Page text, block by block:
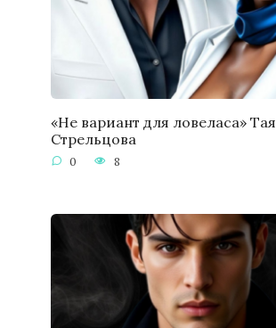
«Не вариант для ловеласа» Тая
Стрельцова
0 8